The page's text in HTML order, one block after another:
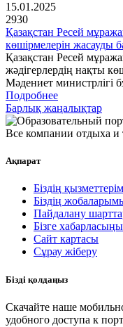
15.01.2025
2930
Қазақстан Ресей
көшірмелерін жасауды
Қазақстан Ресей
жәдігерлердің нақты
Мәдениет министрлігі
Подробнее
Барлық жаңалықтар
Все компании отдыха и
Ақпарат
Біздің
Біздің
Пайдалану
Бізге
Сайт картасы
Сұрау жіберу
Бізді қолдаңыз
Скачайте наше
удобного доступа к